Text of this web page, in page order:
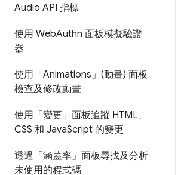
Audio API 指標
使用 WebAuthn 面板模擬驗證
器
使用「Animations」(動畫) 面板
檢查及修改動畫
使用「變更」面板追蹤 HTML、
CSS 和 JavaScript 的變更
透過「涵蓋率」面板尋找及分析
未使用的程式碼